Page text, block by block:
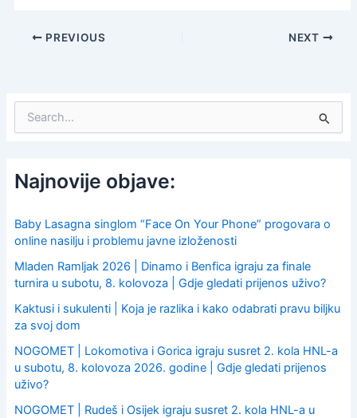
PREVIOUS NEXT
c
h
o
r
Najnovije objave:
Baby Lasagna singlom “Face On Your Phone” progovara o
online nasilju i problemu javne izloženosti
Mladen Ramljak 2026 | Dinamo i Benfica igraju za finale
turnira u subotu, 8. kolovoza | Gdje gledati prijenos uživo?
Kaktusi i sukulenti | Koja je razlika i kako odabrati pravu biljku
za svoj dom
NOGOMET | Lokomotiva i Gorica igraju susret 2. kola HNL-a
u subotu, 8. kolovoza 2026. godine | Gdje gledati prijenos
uživo?
NOGOMET | Rudeš i Osijek igraju susret 2. kola HNL-a u